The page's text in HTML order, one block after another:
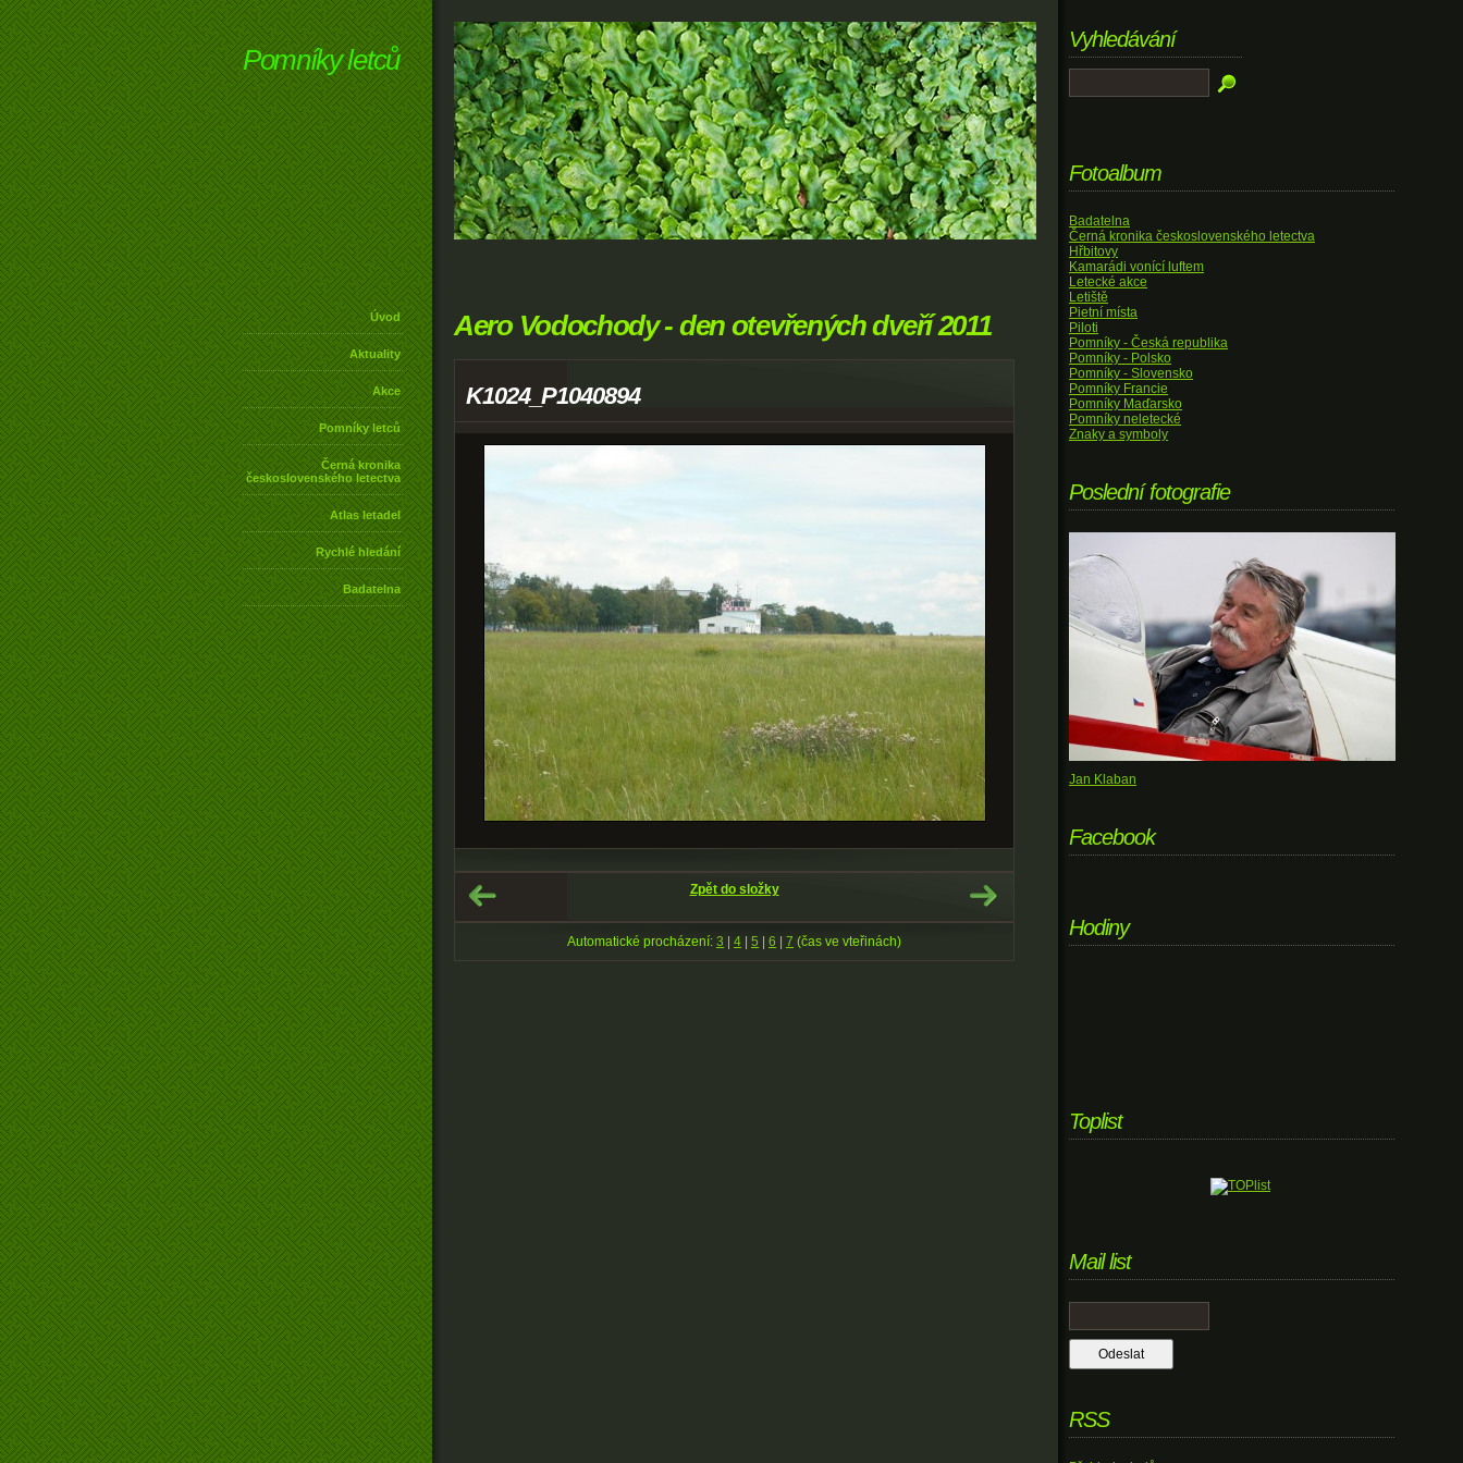
Pomníky letců
Úvod
Aktuality
Akce
Pomníky letců
Černá kronika
československého letectva
Atlas letadel
Rychlé hledání
Badatelna
Aero Vodochody - den otevřených dveří 2011
K1024_P1040894
Zpět do složky
Automatické procházení: 3 | 4 | 5 | 6 | 7 (čas ve vteřinách)
Vyhledávání
Fotoalbum
Badatelna
Černá kronika československého letectva
Hřbitovy
Kamarádi vonící luftem
Letecké akce
Letiště
Pietní místa
Piloti
Pomníky - Česká republika
Pomníky - Polsko
Pomníky - Slovensko
Pomníky Francie
Pomníky Maďarsko
Pomníky neletecké
Znaky a symboly
Poslední fotografie
Jan Klaban
Facebook
Hodiny
Toplist
Mail list
RSS